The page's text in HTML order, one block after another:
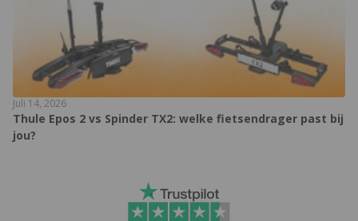
Juli 14, 2026
Thule Epos 2 vs Spinder TX2: welke fietsendrager past bij
jou?